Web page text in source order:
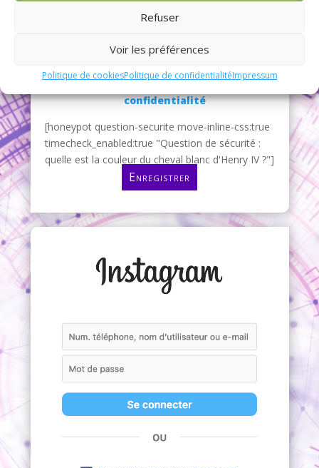
Refuser
Voir les préférences
Politique de cookiesPolitique de confidentialitéImpressum
J'accepte laPolitique de
confidentialité
[honeypot question-securite move-inline-css:true
timecheck_enabled:true "Question de sécurité :
quelle est la couleur du cheval blanc d'Henry IV ?"]
Enregistrer